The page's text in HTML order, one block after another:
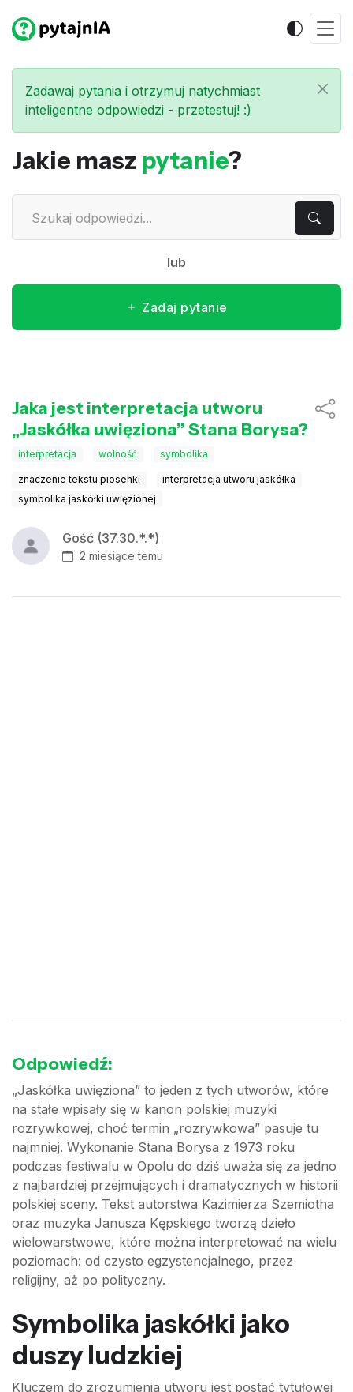
Zadawaj pytania i otrzymuj natychmiast
inteligentne odpowiedzi - przetestuj! :)
Jakie masz pytanie?
lub
Zadaj pytanie
Jaka jest interpretacja utworu
„Jaskółka uwięziona” Stana Borysa?
interpretacja wolność symbolika
znaczenie tekstu piosenki
interpretacja utworu jaskółka
symbolika jaskółki uwięzionej
Gość (37.30.*.*)
2 miesiące temu
Odpowiedź:
„Jaskółka uwięziona” to jeden z tych utworów, które
na stałe wpisały się w kanon polskiej muzyki
rozrywkowej, choć termin „rozrywkowa” pasuje tu
najmniej. Wykonanie Stana Borysa z 1973 roku
podczas festiwalu w Opolu do dziś uważa się za jedno
z najbardziej przejmujących i dramatycznych w historii
polskiej sceny. Tekst autorstwa Kazimierza Szemiotha
oraz muzyka Janusza Kępskiego tworzą dzieło
wielowarstwowe, które można interpretować na wielu
poziomach: od czysto egzystencjalnego, przez
religijny, aż po polityczny.
Symbolika jaskółki jako
duszy ludzkiej
Kluczem do zrozumienia utworu jest postać tytułowej